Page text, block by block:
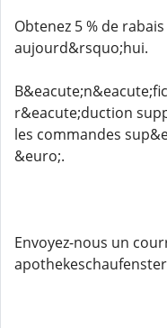
Obtenez 5 % de
aujourd&rsquo;hui.
r&eacute;duction
les commandes
&euro;.
Envoyez-nous un